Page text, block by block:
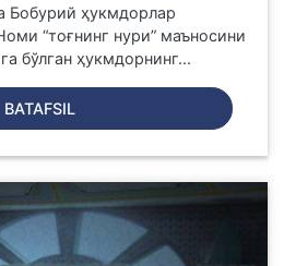
Бобурий ҳукмдорлар
“тоғнинг нури” маъносини
бўлган ҳукмдорнинг...
BATAFSIL